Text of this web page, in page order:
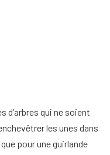
d’arbres qui ne soient
les unes dans
pour une guirlande